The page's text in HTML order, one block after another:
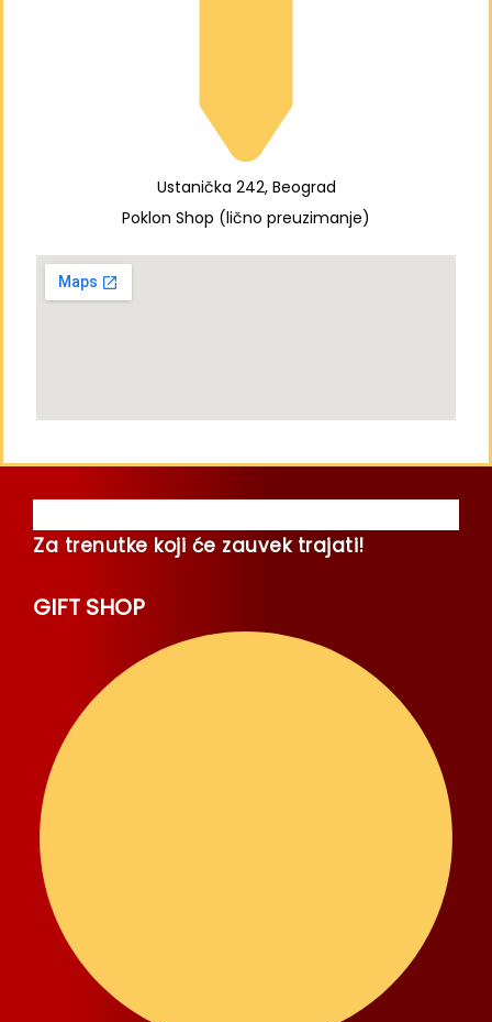
Ustanička 242, Beograd
Poklon Shop (lično preuzimanje)
Za trenutke koji će zauvek trajati!
GIFT SHOP